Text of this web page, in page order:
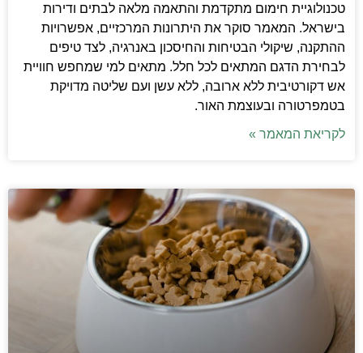
טכנולוגיית חימום מתקדמת והתאמה מלאה לבתים ודירות
בישראל. המאמר סוקר את היתרונות המרכזיים, אפשרויות
ההתקנה, שיקולי הבטיחות והחיסכון באנרגיה, לצד טיפים
לבחירת הדגם המתאים לכל חלל. מתאים למי שמחפש חוויית
אש דקורטיבית ללא ארובה, ללא עשן ועם שליטה מדויקת
בטמפרטורה ובעוצמת האור.
לקריאת המאמר »